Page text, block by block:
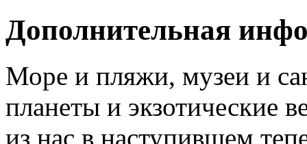
Дополнительная
Море и пляжи, музеи и
планеты и экзотические
из нас в наступившем